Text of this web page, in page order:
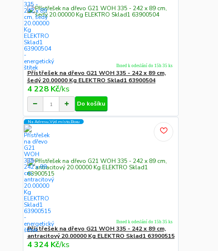
Přístřešek na dřevo G21 WOH 335 - 242 x 89 cm,
šedý 20.00000 Kg ELEKTRO Sklad1 63900504
4 228 Kč/ks
Ihned k odeslání do 15h 35 ks
Do košíku
Na Adresu,Výd.místo,Boxu
Přístřešek na dřevo G21 WOH 335 - 242 x 89 cm,
antracitový 20.00000 Kg ELEKTRO Sklad1 63900515
4 324 Kč/ks
Ihned k odeslání do 15h 35 ks